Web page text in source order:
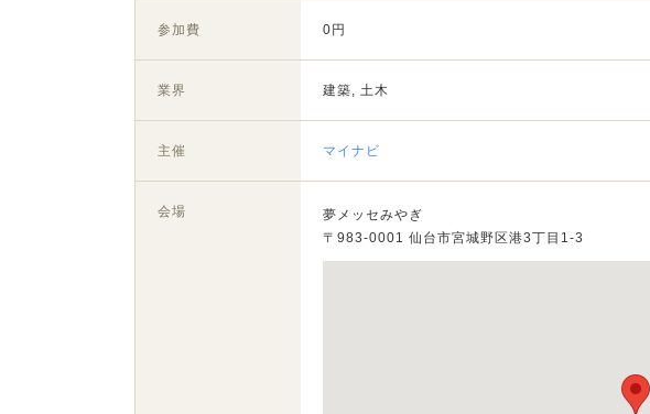
参加費 0円
業界 建築, 土木
主催 マイナビ
会場
夢メッセみやぎ
〒983-0001 仙台市宮城野区港3丁目1-3